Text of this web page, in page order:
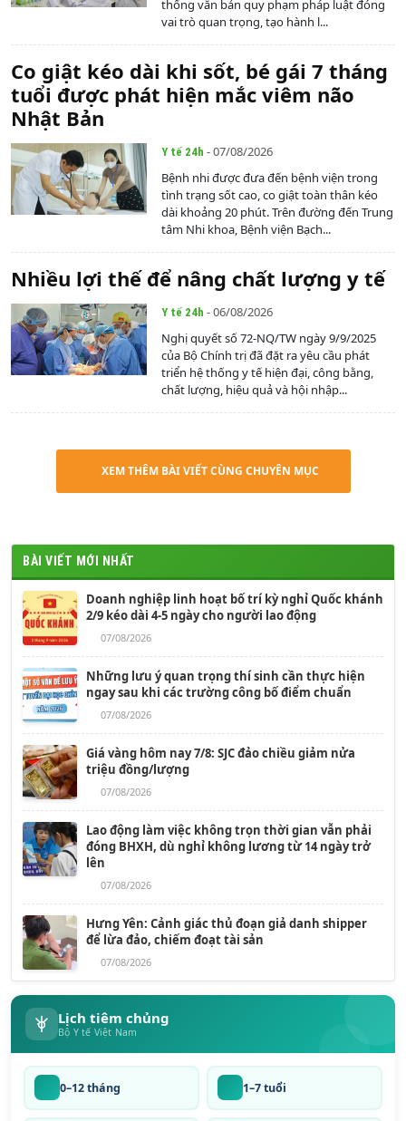
thống văn bản quy phạm pháp luật đóng
vai trò quan trọng, tạo hành l...
Co giật kéo dài khi sốt, bé gái 7 tháng
tuổi được phát hiện mắc viêm não
Nhật Bản
Y tế 24h - 07/08/2026
Bệnh nhi được đưa đến bệnh viện trong
tình trạng sốt cao, co giật toàn thân kéo
dài khoảng 20 phút. Trên đường đến Trung
tâm Nhi khoa, Bệnh viện Bạch...
Nhiều lợi thế để nâng chất lượng y tế
Y tế 24h - 06/08/2026
Nghị quyết số 72-NQ/TW ngày 9/9/2025
của Bộ Chính trị đã đặt ra yêu cầu phát
triển hệ thống y tế hiện đại, công bằng,
chất lượng, hiệu quả và hội nhập...
XEM THÊM BÀI VIẾT CÙNG CHUYÊN MỤC
BÀI VIẾT MỚI NHẤT
Doanh nghiệp linh hoạt bố trí kỳ nghỉ Quốc khánh
2/9 kéo dài 4-5 ngày cho người lao động
07/08/2026
Những lưu ý quan trọng thí sinh cần thực hiện
ngay sau khi các trường công bố điểm chuẩn
07/08/2026
Giá vàng hôm nay 7/8: SJC đảo chiều giảm nửa
triệu đồng/lượng
07/08/2026
Lao động làm việc không trọn thời gian vẫn phải
đóng BHXH, dù nghỉ không lương từ 14 ngày trở
lên
07/08/2026
Hưng Yên: Cảnh giác thủ đoạn giả danh shipper
để lừa đảo, chiếm đoạt tài sản
07/08/2026
Lịch tiêm chủng
Bộ Y tế Việt Nam
0–12 tháng 1–7 tuổi